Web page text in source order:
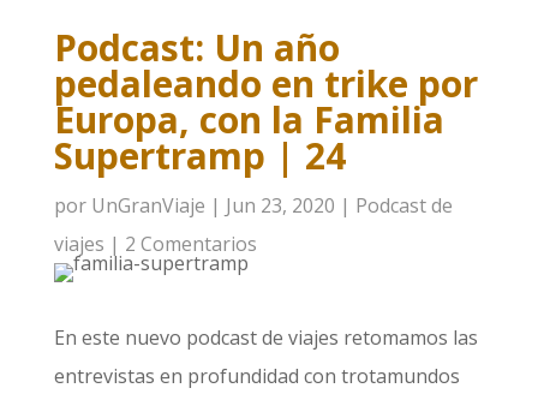
Podcast: Un año
pedaleando en trike por
Europa, con la Familia
Supertramp | 24
por UnGranViaje | Jun 23, 2020 | Podcast de
viajes | 2 Comentarios
En este nuevo podcast de viajes retomamos las
entrevistas en profundidad con trotamundos